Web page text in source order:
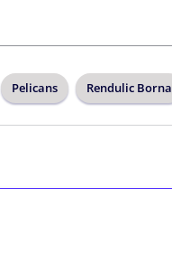
Pelicans Rendulic Borna